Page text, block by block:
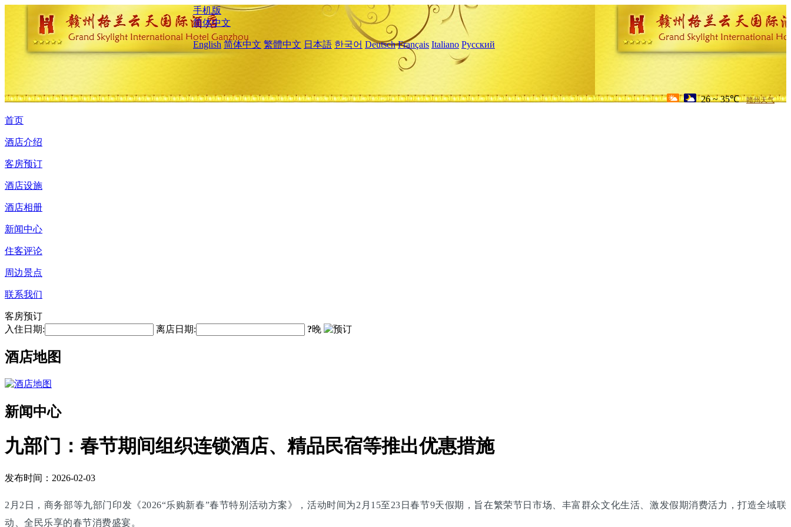
手机版
简体中文
English 简体中文 繁體中文 日本語 한국어 Deutsch Français Italiano Русский
26 ~ 35℃ 赣州天气
首页
酒店介绍
客房预订
酒店设施
酒店相册
新闻中心
住客评论
周边景点
联系我们
客房预订
入住日期:
离店日期: ?晚
酒店地图
新闻中心
九部门：春节期间组织连锁酒店、精品民宿等推出优惠措施
发布时间：2026-02-03
2月2日，商务部等九部门印发《2026“乐购新春”春节特别活动方案》，活动时间为2月15至23日春节9天假期，旨在繁荣节日市场、丰富群众文化生活、激发假期消费活力，打造全域联
动、全民乐享的春节消费盛宴。